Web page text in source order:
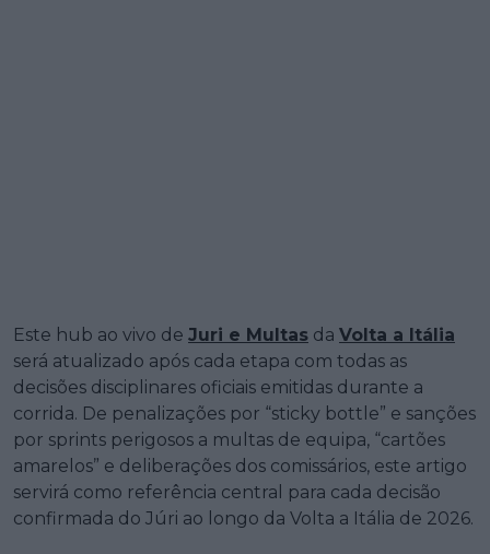
Este hub ao vivo de Juri e Multas da Volta a Itália
será atualizado após cada etapa com todas as
decisões disciplinares oficiais emitidas durante a
corrida. De penalizações por “sticky bottle” e sanções
por sprints perigosos a multas de equipa, “cartões
amarelos” e deliberações dos comissários, este artigo
servirá como referência central para cada decisão
confirmada do Júri ao longo da Volta a Itália de 2026.